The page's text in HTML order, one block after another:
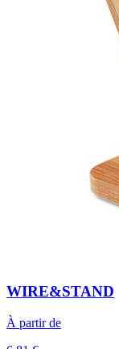
WIRE&STAND
À partir de